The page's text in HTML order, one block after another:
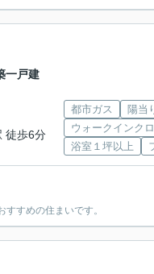
一戸建
徒歩6分
都市ガス
陽当
ウォークインク
浴室１坪以上
すめの住まいです。